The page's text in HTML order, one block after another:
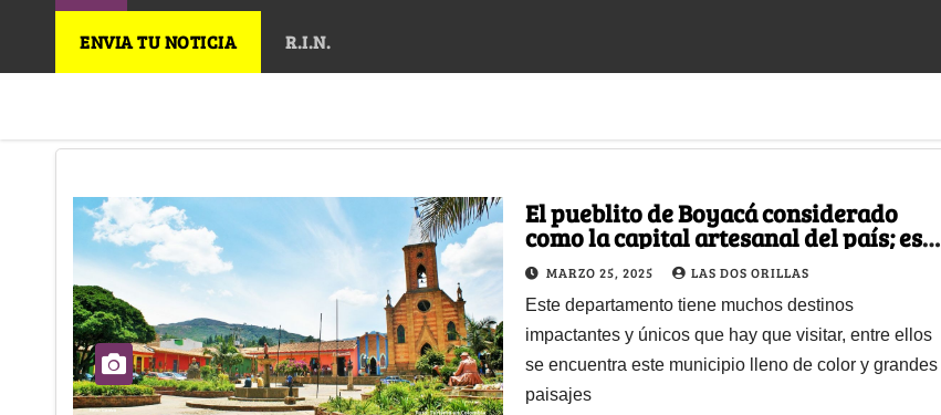
ENVIA TU NOTICIA R.I.N.
El pueblito de Boyacá considerado
como la capital artesanal del país; es
cerca de Bogotá
MARZO 25, 2025 LAS DOS ORILLAS
Este departamento tiene muchos destinos
impactantes y únicos que hay que visitar, entre ellos
se encuentra este municipio lleno de color y grandes
paisajes